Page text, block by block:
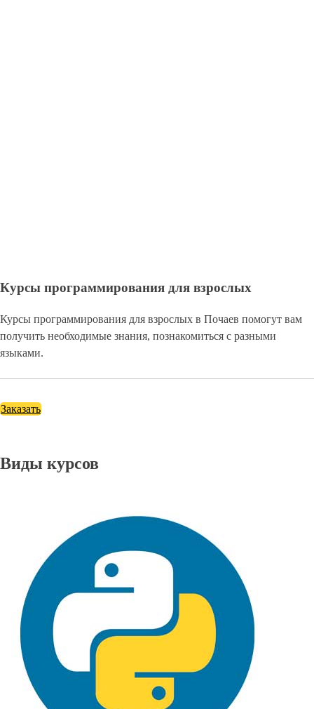
Курсы программирования для взрослых
Курсы программирования для взрослых в Почаев помогут вам
получить необходимые знания, познакомиться с разными
языками.
Заказать
Виды курсов